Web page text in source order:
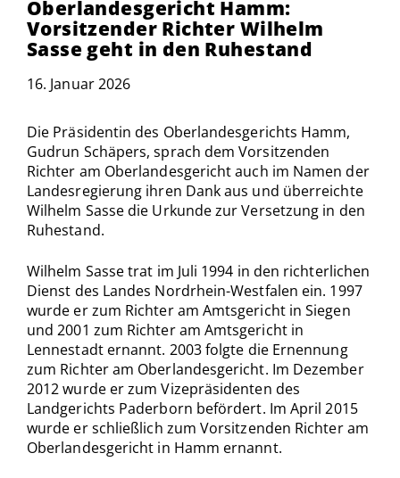
Oberlandesgericht Hamm:
Vorsitzender Richter Wilhelm
Sasse geht in den Ruhestand
16. Januar 2026
Die Präsidentin des Oberlandesgerichts Hamm,
Gudrun Schäpers, sprach dem Vorsitzenden
Richter am Oberlandesgericht auch im Namen der
Landesregierung ihren Dank aus und überreichte
Wilhelm Sasse die Urkunde zur Versetzung in den
Ruhestand.
Wilhelm Sasse trat im Juli 1994 in den richterlichen
Dienst des Landes Nordrhein-Westfalen ein. 1997
wurde er zum Richter am Amtsgericht in Siegen
und 2001 zum Richter am Amtsgericht in
Lennestadt ernannt. 2003 folgte die Ernennung
zum Richter am Oberlandesgericht. Im Dezember
2012 wurde er zum Vizepräsidenten des
Landgerichts Paderborn befördert. Im April 2015
wurde er schließlich zum Vorsitzenden Richter am
Oberlandesgericht in Hamm ernannt.